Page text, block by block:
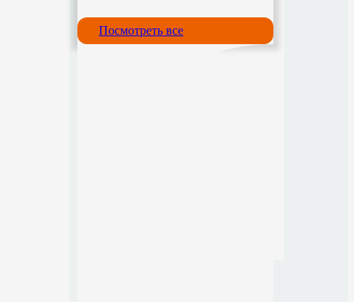
Посмотреть все